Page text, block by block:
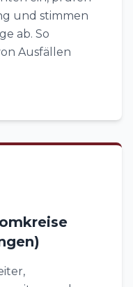
und stimmen
ab. So
Ausfällen